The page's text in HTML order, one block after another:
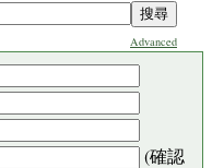
Advanced
(確認